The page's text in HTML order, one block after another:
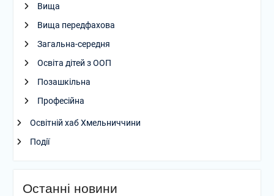
Вища
Вища передфахова
Загальна-середня
Освіта дітей з ООП
Позашкільна
Професійна
Освітній хаб Хмельниччини
Події
Останні новини